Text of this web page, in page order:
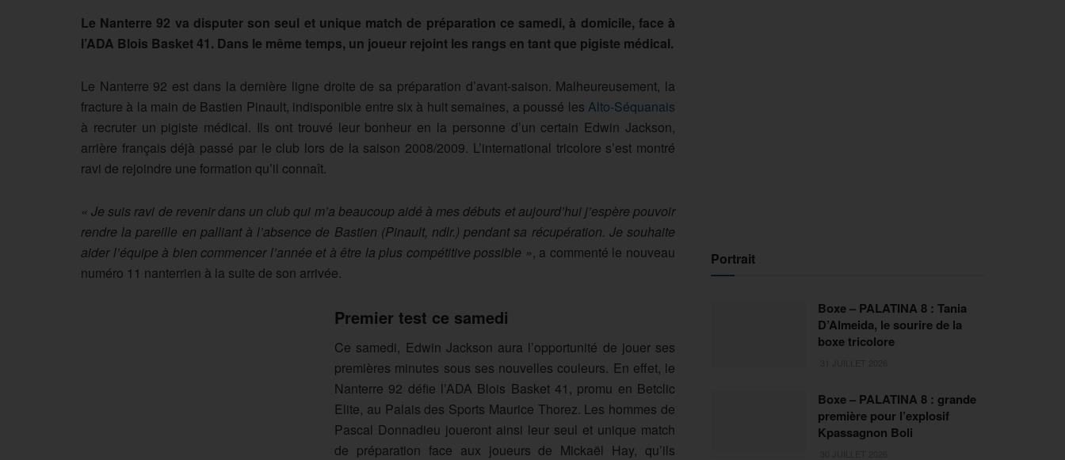
Le Nanterre 92 va disputer son seul et unique match de préparation ce samedi, à domicile, face à
l’ADA Blois Basket 41. Dans le même temps, un joueur rejoint les rangs en tant que pigiste médical.
Le Nanterre 92 est dans la dernière ligne droite de sa préparation d’avant-saison. Malheureusement, la
fracture à la main de Bastien Pinault, indisponible entre six à huit semaines, a poussé les Alto-Séquanais
à recruter un pigiste médical. Ils ont trouvé leur bonheur en la personne d’un certain Edwin Jackson,
arrière français déjà passé par le club lors de la saison 2008/2009. L’international tricolore s’est montré
ravi de rejoindre une formation qu’il connaît.
« Je suis ravi de revenir dans un club qui m’a beaucoup aidé à mes débuts et aujourd’hui j’espère pouvoir
rendre la pareille en palliant à l’absence de Bastien (Pinault, ndlr.) pendant sa récupération. Je souhaite
aider l’équipe à bien commencer l’année et à être la plus compétitive possible », a commenté le nouveau
numéro 11 nanterrien à la suite de son arrivée.
Premier test ce samedi
Ce samedi, Edwin Jackson aura l’opportunité de jouer ses
premières minutes sous ses nouvelles couleurs. En effet, le
Nanterre 92 défie l’ADA Blois Basket 41, promu en Betclic
Elite, au Palais des Sports Maurice Thorez. Les hommes de
Pascal Donnadieu joueront ainsi leur seul et unique match
de préparation face aux joueurs de Mickaël Hay, qu’ils
Portrait
Boxe – PALATINA 8 : Tania
D’Almeida, le sourire de la
boxe tricolore
Boxe – PALATINA 8 : grande
première pour l’explosif
Kpassagnon Boli